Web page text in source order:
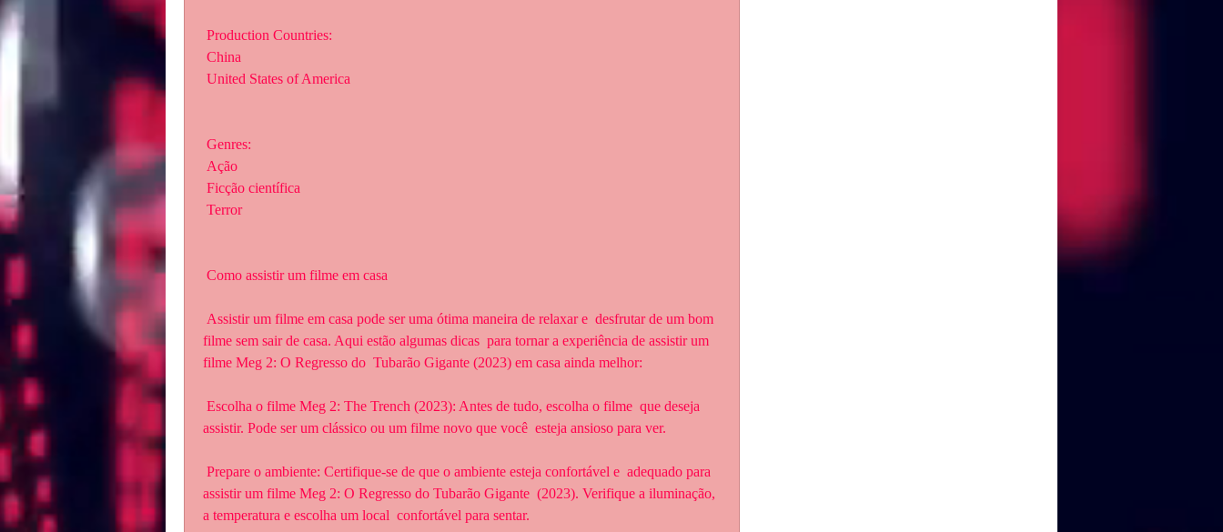
Production Countries:
China
United States of America
Genres:
Ação
Ficção científica
Terror
Como assistir um filme em casa
filme sem sair de casa. Aqui estão algumas dicas  para tornar a experiência de assistir um
filme Meg 2: O Regresso do  Tubarão Gigante (2023) em casa ainda melhor:
assistir. Pode ser um clássico ou um filme novo que você  esteja ansioso para ver.
assistir um filme Meg 2: O Regresso do Tubarão Gigante  (2023). Verifique a iluminação,
a temperatura e escolha um local  confortável para sentar.